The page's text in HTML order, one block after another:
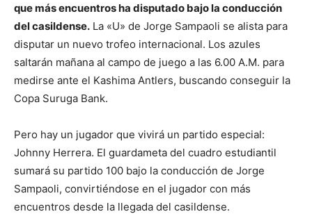
que más encuentros ha disputado bajo la conducción
del casildense. La «U» de Jorge Sampaoli se alista para
disputar un nuevo trofeo internacional. Los azules
saltarán mañana al campo de juego a las 6.00 A.M. para
medirse ante el Kashima Antlers, buscando conseguir la
Copa Suruga Bank.
Pero hay un jugador que vivirá un partido especial:
Johnny Herrera. El guardameta del cuadro estudiantil
sumará su partido 100 bajo la conducción de Jorge
Sampaoli, convirtiéndose en el jugador con más
encuentros desde la llegada del casildense.